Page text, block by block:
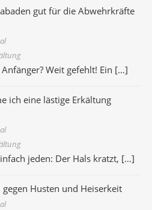
gut für die Abwehrkräfte
Weit gefehlt! Ein […]
ich eine lästige Erkältung
jeden: Der Hals kratzt, […]
Husten und Heiserkeit